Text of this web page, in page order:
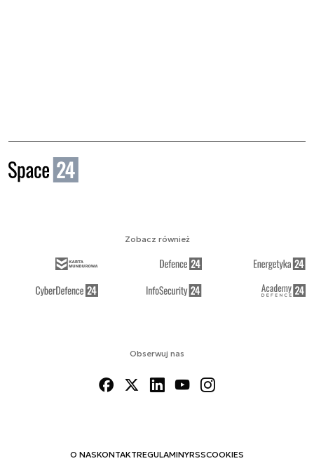
Obserwuj nas
O NASKONTAKTREGULAMINYRSSCOOKIES
Zobacz również